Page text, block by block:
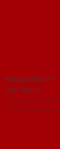
SaigonDoor™
Việt Nam
Copyright ⓒ 2016
vị chủ quản